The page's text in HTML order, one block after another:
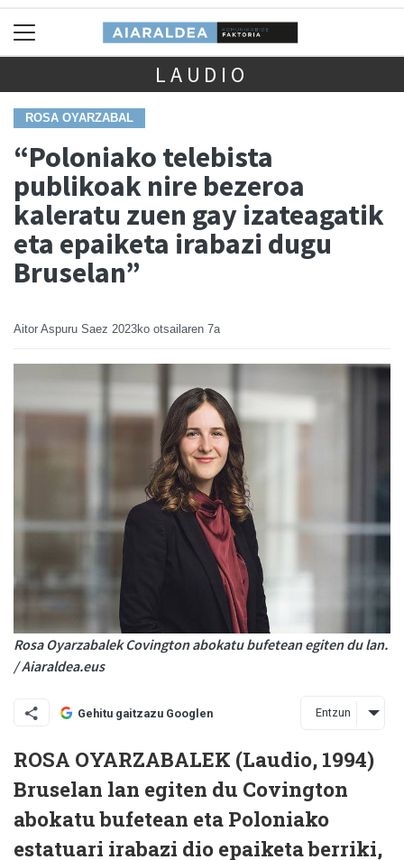
LAUDIO
ROSA OYARZABAL
“Poloniako telebista
publikoak nire bezeroa
kaleratu zuen gay izateagatik
eta epaiketa irabazi dugu
Bruselan”
Aitor Aspuru Saez 2023ko otsailaren 7a
Rosa Oyarzabalek Covington abokatu bufetean egiten du lan.
/ Aiaraldea.eus
Gehitu gaitzazu Googlen Entzun
ROSA OYARZABALEK (Laudio, 1994)
Bruselan lan egiten du Covington
abokatu bufetean eta Poloniako
estatuari irabazi dio epaiketa berriki,